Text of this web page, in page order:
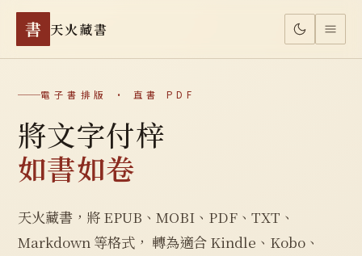
書 天火藏書
電子書排版 · 直書 PDF
將文字付梓
如書如卷
天火藏書，將 EPUB、MOBI、PDF、TXT、
Markdown 等格式， 轉為適合 Kindle、Kobo、